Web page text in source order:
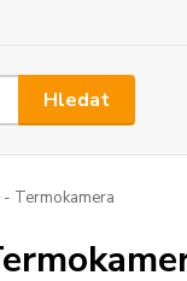
Hledat
- Termokamera